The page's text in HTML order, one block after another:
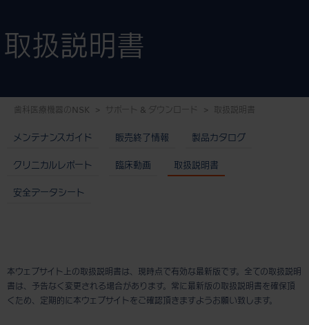
取扱説明書
歯科医療機器のNSK サポート & ダウンロード 取扱説明書
メンテナンスガイド 販売終了情報 製品カタログ
クリニカルレポート 臨床動画 取扱説明書
安全データシート
本ウェブサイト上の取扱説明書は、現時点で有効な最新版です。全ての取扱説明
書は、予告なく変更される場合があります。常に最新版の取扱説明書を確保頂
くため、定期的に本ウェブサイトをご確認頂きますようお願い致します。